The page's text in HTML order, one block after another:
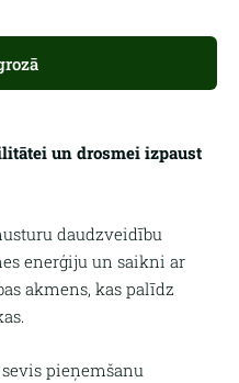
un drosmei izpaust
daudzveidību
enerģiju un saikni ar
akmens, kas palīdz
pieņemšanu